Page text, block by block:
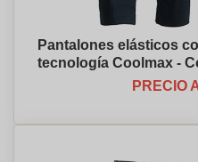
Pantalones elásticos
tecnología Coolmax -
PRECIO